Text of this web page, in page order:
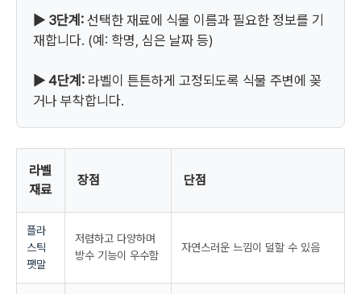
▶ 3단계: 선택한 재료에 식물 이름과 필요한 정보를 기
재합니다. (예: 학명, 심은 날짜 등)
▶ 4단계: 라벨이 튼튼하게 고정되도록 식물 주변에 꽂
거나 부착합니다.
라벨
재료
장점 단점
플라
스틱
팻말
저렴하고 다양하며
방수 기능이 우수함
자연스러운 느낌이 덜할 수 있음